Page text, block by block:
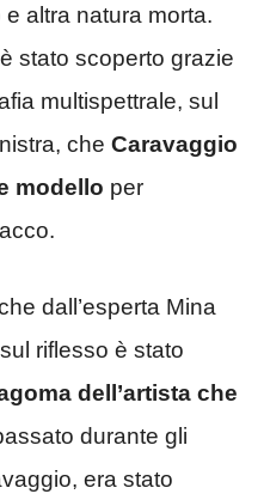
altra natura morta.
stato scoperto grazie
multispettrale, sul
che Caravaggio
modello per
dall’esperta Mina
riflesso è stato
dell’artista che
durante gli
era stato